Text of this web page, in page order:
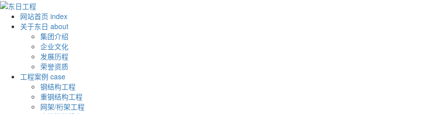
网站首页 index
关于东日 about
集团介绍
企业文化
发展历程
荣誉资质
工程案例 case
钢结构工程
重钢结构工程
网架/桁架工程